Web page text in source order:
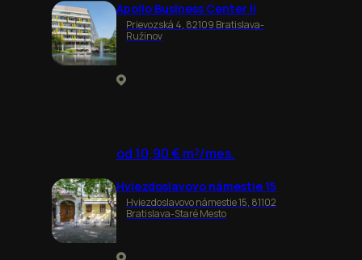
Apollo Business Center II
Prievozská 4, 82109 Bratislava-
Ružinov
od 10,90 € m²/mes.
Hviezdoslavovo námestie 15
Hviezdoslavovo námestie 15, 81102
Bratislava-Staré Mesto